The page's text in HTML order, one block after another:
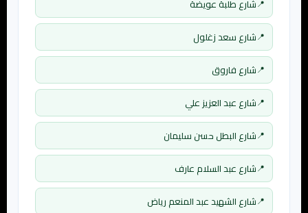
شارع طلبة عويضة
شارع سعد زغلول
شارع فاروق
شارع عبد العزيز علي
شارع البطل حسن سليمان
شارع عبد السلام عارف
شارع الشهيد عبد المنعم رياض